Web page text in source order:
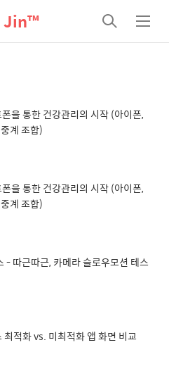
Jin™
검
색
메
뉴
을 통한 건강관리의 시작 (아이폰,
계 조합)
을 통한 건강관리의 시작 (아이폰,
계 조합)
- 따근따근, 카메라 슬로우모션 테스
최적화 vs. 미최적화 앱 화면 비교